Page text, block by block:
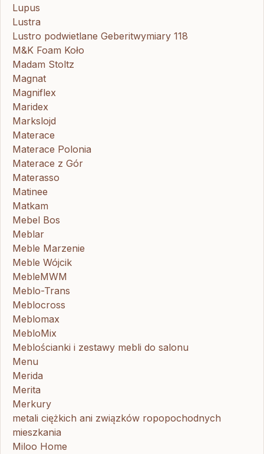
Lupus
Lustra
Lustro podwietlane Geberitwymiary 118
M&K Foam Koło
Madam Stoltz
Magnat
Magniflex
Maridex
Markslojd
Materace
Materace Polonia
Materace z Gór
Materasso
Matinee
Matkam
Mebel Bos
Meblar
Meble Marzenie
Meble Wójcik
MebleMWM
Meblo-Trans
Meblocross
Meblomax
MebloMix
Meblościanki i zestawy mebli do salonu
Menu
Merida
Merita
Merkury
metali ciężkich ani związków ropopochodnych
mieszkania
Miloo Home